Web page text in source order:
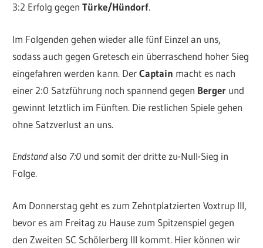
3:2 Erfolg gegenTürke/Hündorf.
Im Folgenden gehen wieder alle fünf Einzel an uns,
sodass auch gegen Gretesch ein überraschend hoher Sieg
eingefahren werden kann. DerCaptain macht es nach
einer 2:0 Satzführung noch spannend gegen Berger und
gewinnt letztlich im Fünften. Die restlichen Spiele gehen
ohne Satzverlust an uns.
Endstandalso 7:0 und somit der dritte zu-Null-Sieg in
Folge.
Am Donnerstag geht es zum Zehntplatzierten Voxtrup III,
bevor es am Freitag zu Hause zum Spitzenspiel gegen
den Zweiten SC Schölerberg III kommt. Hier können wir